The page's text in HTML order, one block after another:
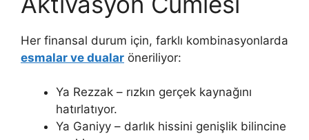
Her finansal durum için, farklı kombinasyonlarda
esmalar ve dualar öneriliyor:
Ya Rezzak – rızkın gerçek kaynağını
hatırlatıyor.
Ya Ganiyy – darlık hissini genişlik bilincine